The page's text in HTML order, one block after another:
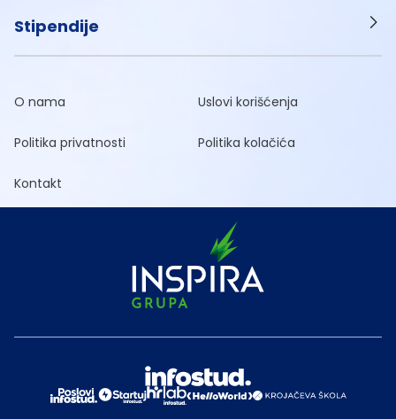
Stipendije
O nama Uslovi korišćenja
Politika privatnosti Politika kolačića
Kontakt